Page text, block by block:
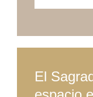
El